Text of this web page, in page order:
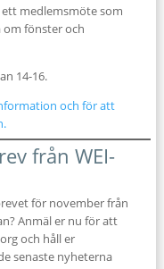
medlemsmöte som
fönster och
14-16.
och för att
från WEI-
för november från
Anmäl er nu för att
och håll er
senaste nyheterna